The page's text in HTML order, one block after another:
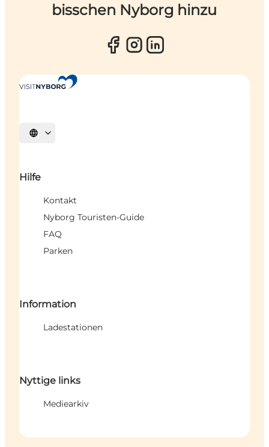
bisschen Nyborg hinzu
Sprache auswählen
Hilfe
Kontakt
Nyborg Touristen-Guide
FAQ
Parken
Information
Ladestationen
Nyttige links
Mediearkiv